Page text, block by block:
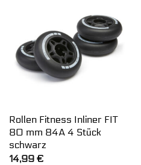
Rollen Fitness Inliner FIT
80 mm 84A 4 Stück
schwarz
14,99 €